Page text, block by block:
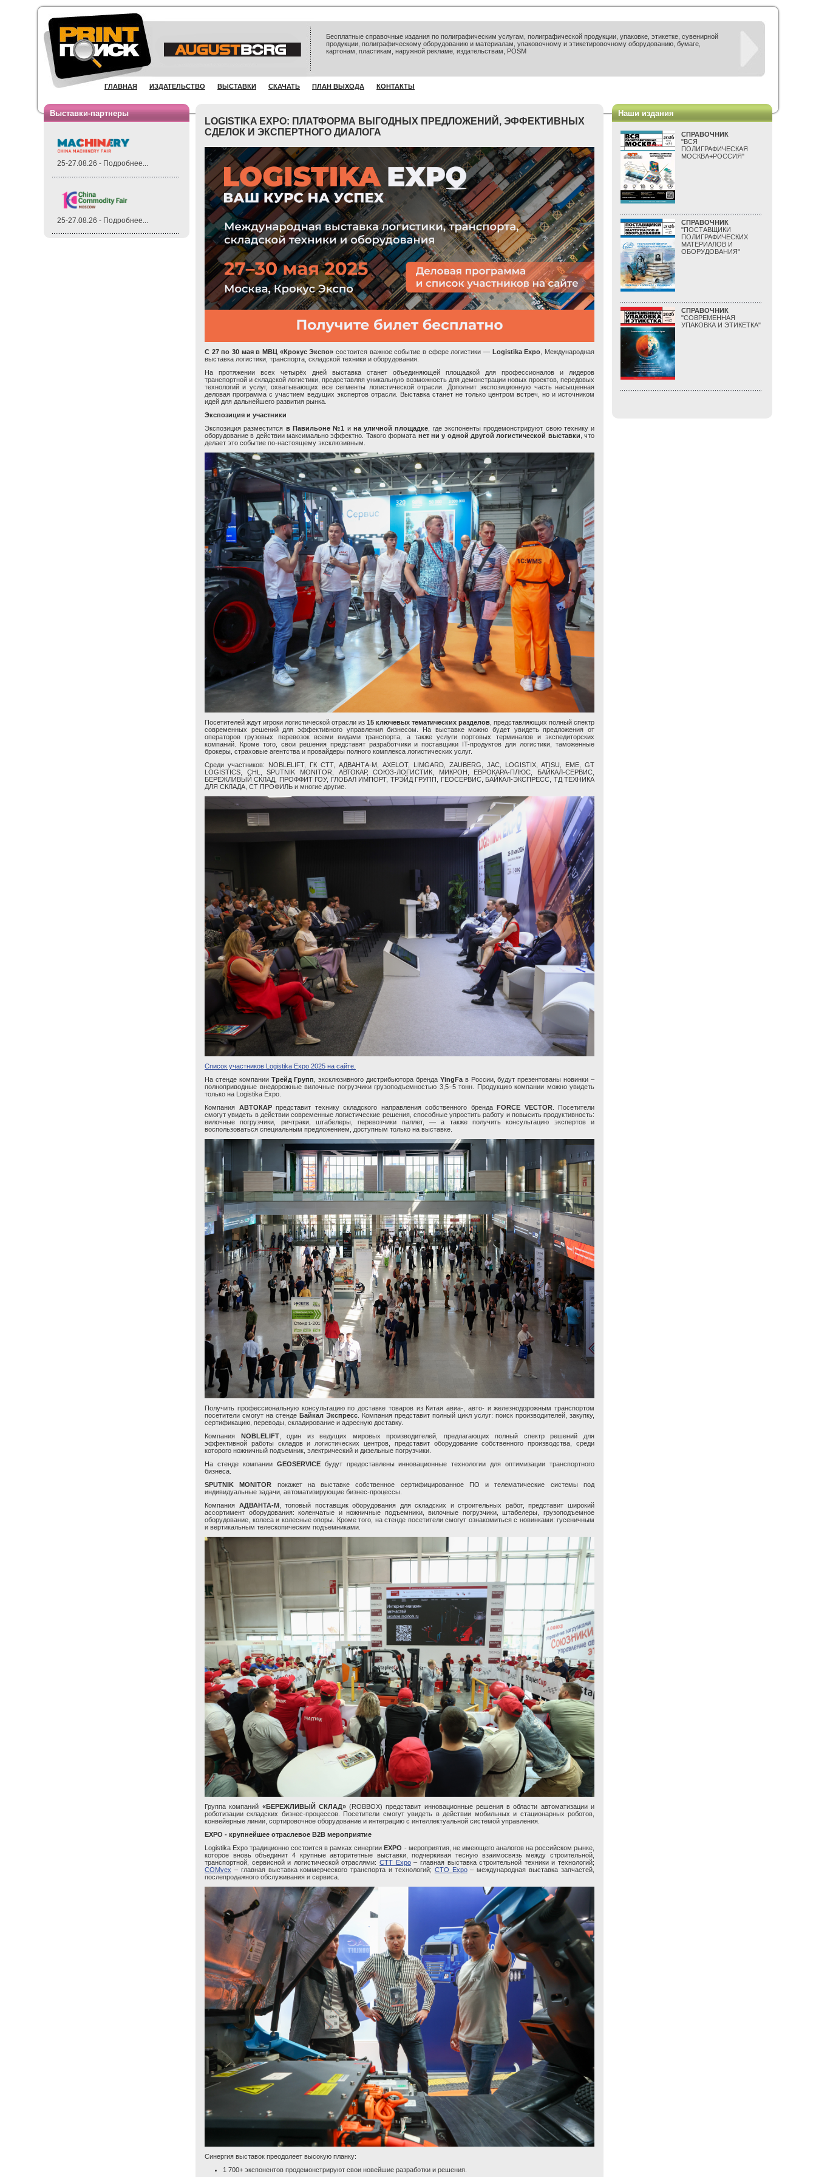
Бесплатные справочные издания по полиграфическим услугам, полиграфической продукции, упаковке, этикетке, сувенирной
продукции, полиграфическому оборудованию и материалам, упаковочному и этикетировочному оборудованию, бумаге,
картонам, пластикам, наружной рекламе, издательствам, POSM
ГЛАВНАЯ ИЗДАТЕЛЬСТВО ВЫСТАВКИ СКАЧАТЬ ПЛАН ВЫХОДА КОНТАКТЫ
Выставки-партнеры
25-27.08.26 - Подробнее...
25-27.08.26 - Подробнее...
LOGISTIKA EXPO: ПЛАТФОРМА ВЫГОДНЫХ ПРЕДЛОЖЕНИЙ, ЭФФЕКТИВНЫХ
СДЕЛОК И ЭКСПЕРТНОГО ДИАЛОГА
С 27 по 30 мая в МВЦ «Крокус Экспо» состоится важное событие в сфере логистики — Logistika Expo , Международная
выставка логистики, транспорта, складской техники и оборудования.
На протяжении всех четырёх дней выставка станет объединяющей площадкой для профессионалов и лидеров
транспортной и складской логистики, предоставляя уникальную возможность для демонстрации новых проектов, передовых
технологий и услуг, охватывающих все сегменты логистической отрасли. Дополнит экспозиционную часть насыщенная
деловая программа с участием ведущих экспертов отрасли. Выставка станет не только центром встреч, но и источником
идей для дальнейшего развития рынка.
Экспозиция и участники
Экспозиция разместится в Павильоне №1 и на уличной площадке , где экспоненты продемонстрируют свою технику и
оборудование в действии максимально эффектно. Такого формата нет ни у одной другой логистической выставки , что
делает это событие по-настоящему эксклюзивным.
Посетителей ждут игроки логистической отрасли из 15 ключевых тематических разделов , представляющих полный спектр
современных решений для эффективного управления бизнесом. На выставке можно будет увидеть предложения от
операторов грузовых перевозок всеми видами транспорта, а также услуги портовых терминалов и экспедиторских
компаний. Кроме того, свои решения представят разработчики и поставщики IT-продуктов для логистики, таможенные
брокеры, страховые агентства и провайдеры полного комплекса логистических услуг.
Среди участников: NOBLELIFT, ГК СТТ, АДВАНТА-М, AXELOT, LIMGARD, ZAUBERG, JAC, LOGISTIX, ATISU, EME, GT
LOGISTICS, CHL, SPUTNIK MONITOR, АВТОКАР, СОЮЗ-ЛОГИСТИК, МИКРОН, ЕВРОКАРА-ПЛЮС, БАЙКАЛ-СЕРВИС,
БЕРЕЖЛИВЫЙ СКЛАД, ПРОФФИТ ГОУ, ГЛОБАЛ ИМПОРТ, ТРЭЙД ГРУПП, ГЕОСЕРВИС, БАЙКАЛ-ЭКСПРЕСС, ТД ТЕХНИКА
ДЛЯ СКЛАДА, СТ ПРОФИЛЬ и многие другие.
Список участников Logistika Expo 2025 на сайте.
На стенде компании Трейд Групп , эксклюзивного дистрибьютора бренда YingFaв России, будут презентованы новинки –
полноприводные внедорожные вилочные погрузчики грузоподъемностью 3,5–5 тонн. Продукцию компании можно увидеть
только на Logistika Expo.
Компания АВТОКАРпредставит технику складского направления собственного бренда FORCE VECTOR. Посетители
смогут увидеть в действии современные логистические решения, способные упростить работу и повысить продуктивность:
вилочные погрузчики, ричтраки, штабелеры, перевозчики паллет, — а также получить консультацию экспертов и
воспользоваться специальным предложением, доступным только на выставке.
Получить профессиональную консультацию по доставке товаров из Китая авиа-, авто- и железнодорожным транспортом
посетители смогут на стенде Байкал Экспресс . Компания представит полный цикл услуг: поиск производителей, закупку,
сертификацию, переводы, складирование и адресную доставку.
Компания
NOBLELIFT, один из ведущих мировых производителей, предлагающих полный спектр решений для
эффективной работы складов и логистических центров, представит оборудование собственного производства, среди
которого ножничный подъемник, электрический и дизельные погрузчики.
На стенде компании GEOSERVICEбудут предоставлены инновационные технологии для оптимизации транспортного
бизнеса.
SPUTNIK MONITOR покажет на выставке собственное сертифицированное ПО и телематические системы под
индивидуальные задачи, автоматизирующие бизнес-процессы.
Компания АДВАНТА-М
, топовый поставщик оборудования для складских и строительных работ, представит широкий
ассортимент оборудования: коленчатые и ножничные подъемники, вилочные погрузчики, штабелеры, грузоподъемное
оборудование, колеса и колесные опоры. Кроме того, на стенде посетители смогут ознакомиться с новинками: гусеничным
и вертикальным телескопическим подъемниками.
Группа компаний «БЕРЕЖЛИВЫЙ СКЛАД»(ROBBOX) представит инновационные решения в области автоматизации и
роботизации складских бизнес-процессов. Посетители смогут увидеть в действии мобильных и стационарных роботов,
конвейерные линии, сортировочное оборудование и интеграцию с интеллектуальной системой управления.
EXPO - крупнейшее отраслевое B2B мероприятие
Logistika Expo традиционно состоится в рамках синергии EXPO - мероприятия, не имеющего аналогов на российском рынке,
которое вновь объединит 4 крупные авторитетные выставки, подчеркивая тесную взаимосвязь между строительной,
транспортной, сервисной и логистической отраслями:СТТ Expo– главная выставка строительной техники и технологий;
COMvex – главная выставка коммерческого транспорта и технологий; CTO Expo– международная выставка запчастей,
послепродажного обслуживания и сервиса.
Синергия выставок преодолеет высокую планку:
1 700+ экспонентов продемонстрируют свои новейшие разработки и решения.
Наши издания
СПРАВОЧНИК
"ВСЯ
ПОЛИГРАФИЧЕСКАЯ
МОСКВА+РОССИЯ"
СПРАВОЧНИК
"ПОСТАВЩИКИ
ПОЛИГРАФИЧЕСКИХ
МАТЕРИАЛОВ И
ОБОРУДОВАНИЯ"
СПРАВОЧНИК
"СОВРЕМЕННАЯ
УПАКОВКА И ЭТИКЕТКА"